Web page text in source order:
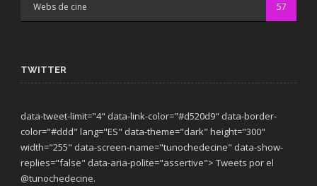
Webs de cine 57
TWITTER
data-tweet-limit="4" data-link-color="#d520d9" data-border-
color="#ddd" lang="ES" data-theme="dark" height="300"
width="255" data-screen-name="tunochedecine" data-show-
replies="false" data-aria-polite="assertive"> Tweets por el
@tunochedecine.